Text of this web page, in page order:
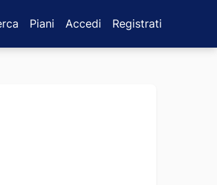
Piani Accedi Registrati